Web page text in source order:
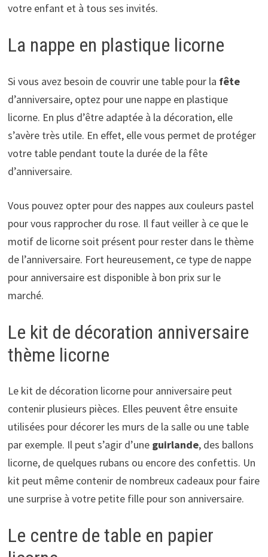
votre enfant et à tous ses invités.
La nappe en plastique licorne
Si vous avez besoin de couvrir une table pour la fête
d’anniversaire, optez pour une nappe en plastique
licorne. En plus d’être adaptée à la décoration, elle
s’avère très utile. En effet, elle vous permet de protéger
votre table pendant toute la durée de la fête
d’anniversaire.
Vous pouvez opter pour des nappes aux couleurs pastel
pour vous rapprocher du rose. Il faut veiller à ce que le
motif de licorne soit présent pour rester dans le thème
de l’anniversaire. Fort heureusement, ce type de nappe
pour anniversaire est disponible à bon prix sur le
marché.
Le kit de décoration anniversaire
thème licorne
Le kit de décoration licorne pour anniversaire peut
contenir plusieurs pièces. Elles peuvent être ensuite
utilisées pour décorer les murs de la salle ou une table
par exemple. Il peut s’agir d’une guirlande, des ballons
licorne, de quelques rubans ou encore des confettis. Un
kit peut même contenir de nombreux cadeaux pour faire
une surprise à votre petite fille pour son anniversaire.
Le centre de table en papier